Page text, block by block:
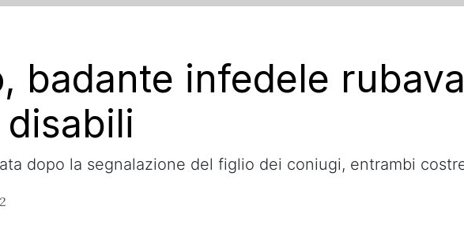
badante infedele
dopo la segnalazione del figlio dei coniugi, entrambi